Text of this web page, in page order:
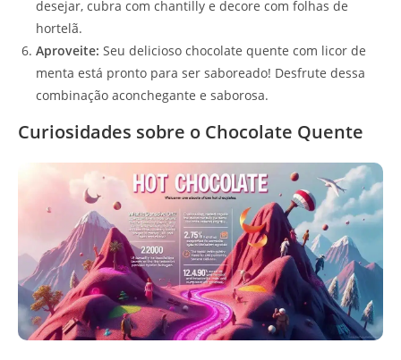
desejar, cubra com chantilly e decore com folhas de
hortelã.
Aproveite: Seu delicioso chocolate quente com licor de
menta está pronto para ser saboreado! Desfrute dessa
combinação aconchegante e saborosa.
Curiosidades sobre o Chocolate Quente